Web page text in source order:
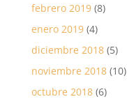
febrero 2019(8)
enero 2019(4)
diciembre 2018(5)
noviembre 2018(10)
octubre 2018(6)